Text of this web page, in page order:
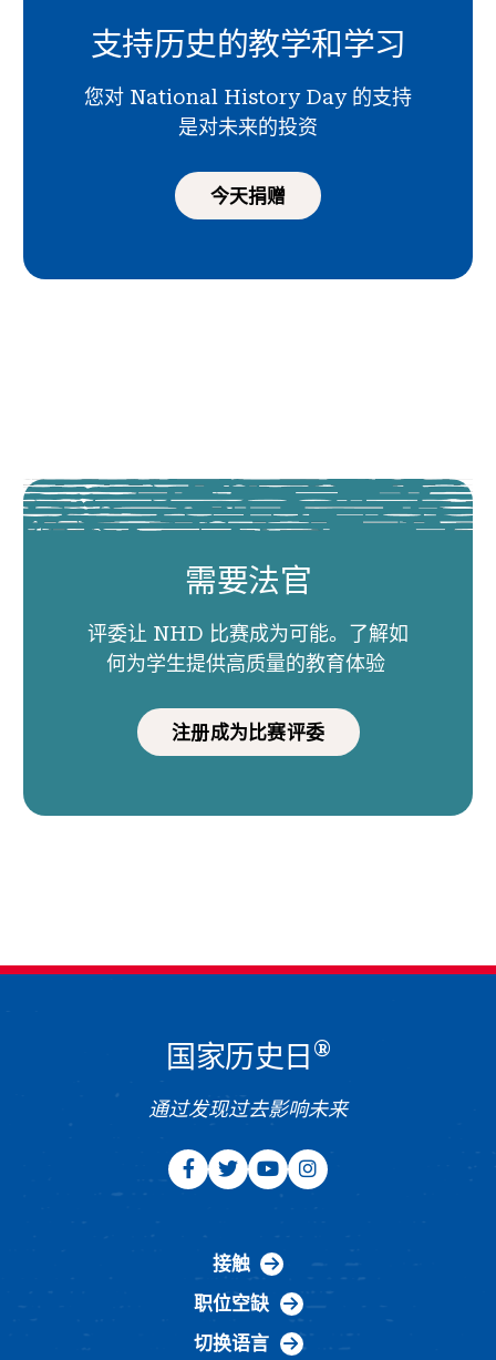
支持历史的教学和学习
您对 National History Day 的支持
是对未来的投资
今天捐赠
需要法官
评委让 NHD 比赛成为可能。了解如
何为学生提供高质量的教育体验
注册成为比赛评委
国家历史日 ®
通过发现过去影响未来
接触
职位空缺
切换语言